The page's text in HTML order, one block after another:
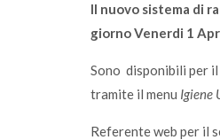
Il nuovo sistema di
giorno Venerdi 1
Sono disponibili per
tramite il menu Igiene
Referente web per il